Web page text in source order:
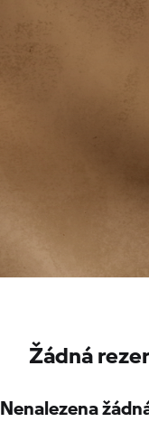
Žádná
Nenalezena